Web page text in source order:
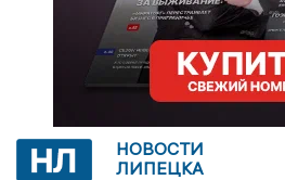
НОВОСТИ
ЛИПЕЦКА